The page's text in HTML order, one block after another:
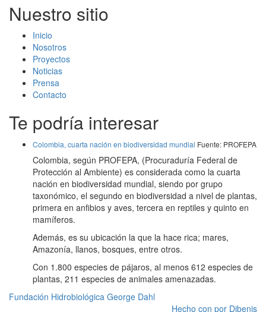
Nuestro sitio
Inicio
Nosotros
Proyectos
Noticias
Prensa
Contacto
Te podría interesar
Colombia, cuarta nación en biodiversidad mundial Fuente: PROFEPA
Colombia, según PROFEPA, (Procuraduría Federal de
Protección al Ambiente) es considerada como la cuarta
nación en biodiversidad mundial, siendo por grupo
taxonómico, el segundo en biodiversidad a nivel de plantas,
primera en anfibios y aves, tercera en reptiles y quinto en
mamíferos.
Además, es su ubicación la que la hace rica; mares,
Amazonía, llanos, bosques, entre otros.
Con 1.800 especies de pájaros, al menos 612 especies de
plantas, 211 especies de animales amenazadas.
Fundación Hidrobiológica George Dahl
Hecho con por Dibenis